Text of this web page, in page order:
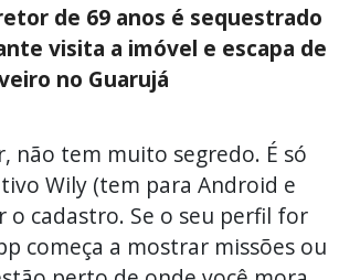
de 69 anos é sequestrado
visita a imóvel e escapa de
no Guarujá
não tem muito segredo. É só
Wily (tem para Android e
o cadastro. Se o seu perfil for
começa a mostrar missões ou